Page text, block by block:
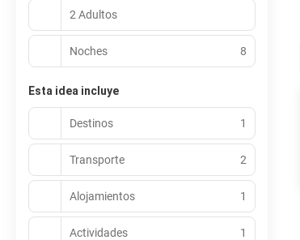
2 Adultos
Noches 8
Esta idea incluye
Destinos 1
Transporte 2
Alojamientos 1
Actividades 1